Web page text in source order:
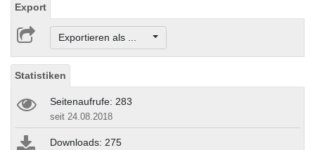
Export
Exportieren als ...
Statistiken
Seitenaufrufe: 283
seit 24.08.2018
Downloads: 275